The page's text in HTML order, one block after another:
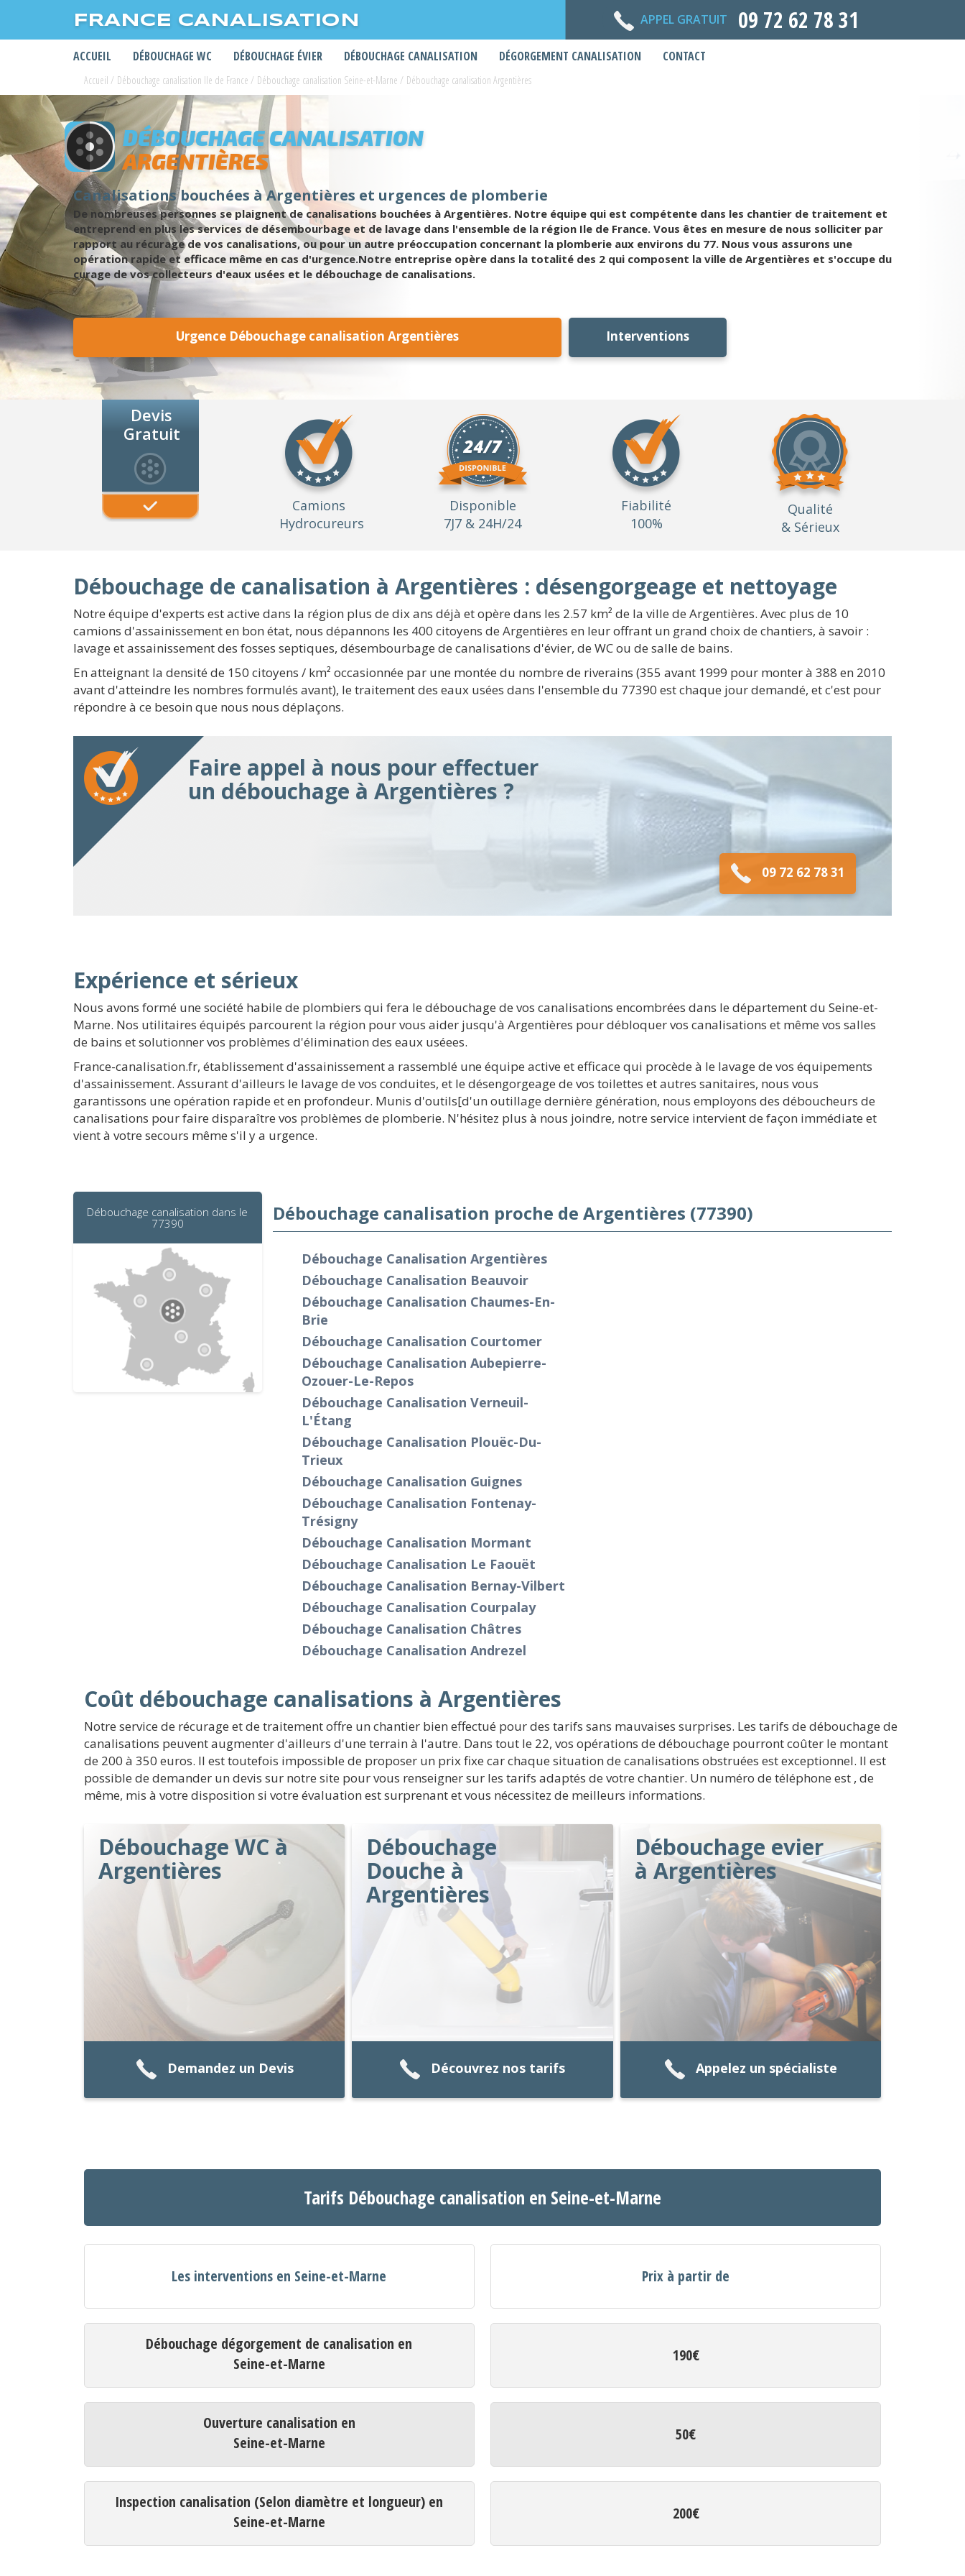
FRANCE CANALISATION APPEL GRATUIT 09 72 62 78 31
ACCUEIL DÉBOUCHAGE WC DÉBOUCHAGE ÉVIER DÉBOUCHAGE CANALISATION DÉGORGEMENT CANALISATION CONTACT
Accueil / Débouchage canalisation Ile de France / Débouchage canalisation Seine-et-Marne / Débouchage canalisation Argentières
DÉBOUCHAGE CANALISATION
ARGENTIÈRES
Canalisations bouchées à Argentières et urgences de plomberie
De nombreuses personnes se plaignent de canalisations bouchées à Argentières. Notre équipe qui est compétente dans les chantier de traitement et
entreprend en plus les services de désembourbage et de lavage dans l'ensemble de la région Ile de France. Vous êtes en mesure de nous solliciter par
rapport au récurage de vos canalisations, ou pour un autre préoccupation concernant la plomberie aux environs du 77. Nous vous assurons une
opération rapide et efficace même en cas d'urgence.Notre entreprise opère dans la totalité des 2 qui composent la ville de Argentières et s'occupe du
curage de vos collecteurs d'eaux usées et le débouchage de canalisations.
Urgence Débouchage canalisation Argentières Interventions
Devis
Gratuit
Camions
Hydrocureurs
Disponible
7J7 & 24H/24
Fiabilité
100%
Qualité
& Sérieux
Débouchage de canalisation à Argentières : désengorgeage et nettoyage
Notre équipe d'experts est active dans la région plus de dix ans déjà et opère dans les 2.57 km² de la ville de Argentières. Avec plus de 10
camions d'assainissement en bon état, nous dépannons les 400 citoyens de Argentières en leur offrant un grand choix de chantiers, à savoir :
lavage et assainissement des fosses septiques, désembourbage de canalisations d'évier, de WC ou de salle de bains.
En atteignant la densité de 150 citoyens / km² occasionnée par une montée du nombre de riverains (355 avant 1999 pour monter à 388 en 2010
avant d'atteindre les nombres formulés avant), le traitement des eaux usées dans l'ensemble du 77390 est chaque jour demandé, et c'est pour
répondre à ce besoin que nous nous déplaçons.
Faire appel à nous pour effectuer
un débouchage à Argentières ?
09 72 62 78 31
Expérience et sérieux
Nous avons formé une société habile de plombiers qui fera le débouchage de vos canalisations encombrées dans le département du Seine-et-
Marne. Nos utilitaires équipés parcourent la région pour vous aider jusqu'à Argentières pour débloquer vos canalisations et même vos salles
de bains et solutionner vos problèmes d'élimination des eaux uséees.
France-canalisation.fr, établissement d'assainissement a rassemblé une équipe active et efficace qui procède à le lavage de vos équipements
d'assainissement. Assurant d'ailleurs le lavage de vos conduites, et le désengorgeage de vos toilettes et autres sanitaires, nous vous
garantissons une opération rapide et en profondeur. Munis d'outils[d'un outillage dernière génération, nous employons des déboucheurs de
canalisations pour faire disparaître vos problèmes de plomberie. N'hésitez plus à nous joindre, notre service intervient de façon immédiate et
vient à votre secours même s'il y a urgence.
Débouchage canalisation dans le
77390
Débouchage canalisation proche de Argentières (77390)
Débouchage Canalisation Argentières
Débouchage Canalisation Beauvoir
Débouchage Canalisation Chaumes-En-
Brie
Débouchage Canalisation Courtomer
Débouchage Canalisation Aubepierre-
Ozouer-Le-Repos
Débouchage Canalisation Verneuil-
L'Étang
Débouchage Canalisation Plouëc-Du-
Trieux
Débouchage Canalisation Guignes
Débouchage Canalisation Fontenay-
Trésigny
Débouchage Canalisation Mormant
Débouchage Canalisation Le Faouët
Débouchage Canalisation Bernay-Vilbert
Débouchage Canalisation Courpalay
Débouchage Canalisation Châtres
Débouchage Canalisation Andrezel
Coût débouchage canalisations à Argentières
Notre service de récurage et de traitement offre un chantier bien effectué pour des tarifs sans mauvaises surprises. Les tarifs de débouchage de
canalisations peuvent augmenter d'ailleurs d'une terrain à l'autre. Dans tout le 22, vos opérations de débouchage pourront coûter le montant
de 200 à 350 euros. Il est toutefois impossible de proposer un prix fixe car chaque situation de canalisations obstruées est exceptionnel. Il est
possible de demander un devis sur notre site pour vous renseigner sur les tarifs adaptés de votre chantier. Un numéro de téléphone est , de
même, mis à votre disposition si votre évaluation est surprenant et vous nécessitez de meilleurs informations.
Débouchage WC à
Argentières
Demandez un Devis
Débouchage
Douche à
Argentières
Découvrez nos tarifs
Débouchage evier
à Argentières
Appelez un spécialiste
Tarifs Débouchage canalisation en Seine-et-Marne
Les interventions en Seine-et-Marne Prix à partir de
Débouchage dégorgement de canalisation en
Seine-et-Marne
190€
Ouverture canalisation en
Seine-et-Marne
50€
Inspection canalisation (Selon diamètre et longueur) en
Seine-et-Marne
200€